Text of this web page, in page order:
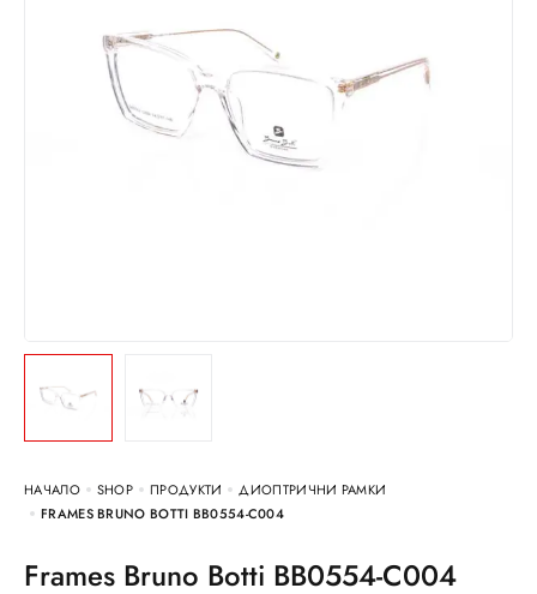
НАЧАЛО SHOP ПРОДУКТИ
ДИОПТРИЧНИ РАМКИ
FRAMES BRUNO BOTTI BB0554-C004
Frames Bruno Botti BB0554-C004